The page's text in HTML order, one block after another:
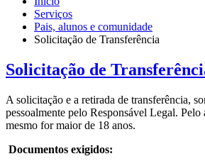
Serviços
Pais, alunos e comunidade
Solicitação de Transferência
Solicitação de
A solicitação e a retirada de transferência,
pessoalmente pelo Responsável Legal. Pelo
mesmo for maior de 18 anos.
Documentos exigidos: